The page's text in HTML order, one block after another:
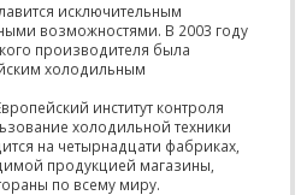
исключительным
возможностями. В 2003 году
производителя была
холодильным
институт контроля
холодильной техники
на четырнадцати фабриках,
продукцией магазины,
по всему миру.